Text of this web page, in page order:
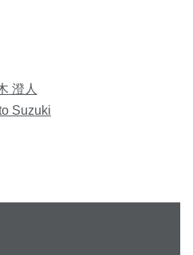
澄人
Suzuki